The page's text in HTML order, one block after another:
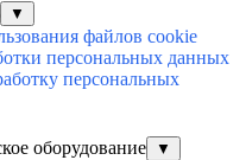
▼
файлов cookie
персональных данных
персональных
оборудование ▼